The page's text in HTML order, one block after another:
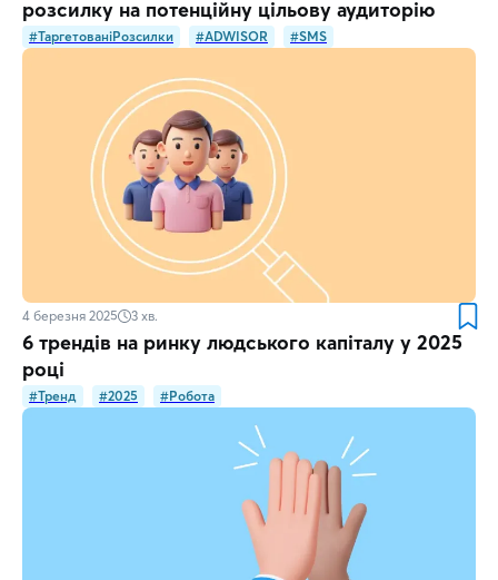
розсилку на потенційну цільову аудиторію
#ТаргетованіРозсилки #ADWISOR #SMS
4 березня 2025 3 хв.
6 трендів на ринку людського капіталу у 2025
році
#Тренд #2025 #Робота